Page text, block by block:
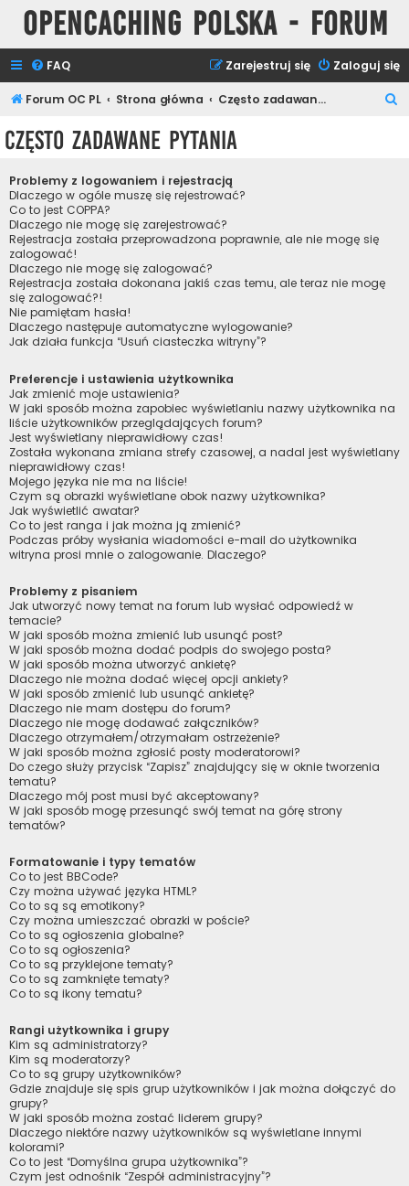
Opencaching Polska - Forum
FAQ Zaloguj się
Zarejestruj się
Forum OC PL Strona główna Często zadawane pytania
Często zadawane pytania
Problemy z logowaniem i rejestracją
Dlaczego w ogóle muszę się rejestrować?
Co to jest COPPA?
Dlaczego nie mogę się zarejestrować?
Rejestracja została przeprowadzona poprawnie, ale nie mogę się
zalogować!
Dlaczego nie mogę się zalogować?
Rejestracja została dokonana jakiś czas temu, ale teraz nie mogę
się zalogować?!
Nie pamiętam hasła!
Dlaczego następuje automatyczne wylogowanie?
Jak działa funkcja “Usuń ciasteczka witryny”?
Preferencje i ustawienia użytkownika
Jak zmienić moje ustawienia?
W jaki sposób można zapobiec wyświetlaniu nazwy użytkownika na
liście użytkowników przeglądających forum?
Jest wyświetlany nieprawidłowy czas!
Została wykonana zmiana strefy czasowej, a nadal jest wyświetlany
nieprawidłowy czas!
Mojego języka nie ma na liście!
Czym są obrazki wyświetlane obok nazwy użytkownika?
Jak wyświetlić awatar?
Co to jest ranga i jak można ją zmienić?
Podczas próby wysłania wiadomości e-mail do użytkownika
witryna prosi mnie o zalogowanie. Dlaczego?
Problemy z pisaniem
Jak utworzyć nowy temat na forum lub wysłać odpowiedź w
temacie?
W jaki sposób można zmienić lub usunąć post?
W jaki sposób można dodać podpis do swojego posta?
W jaki sposób można utworzyć ankietę?
Dlaczego nie można dodać więcej opcji ankiety?
W jaki sposób zmienić lub usunąć ankietę?
Dlaczego nie mam dostępu do forum?
Dlaczego nie mogę dodawać załączników?
Dlaczego otrzymałem/otrzymałam ostrzeżenie?
W jaki sposób można zgłosić posty moderatorowi?
Do czego służy przycisk “Zapisz” znajdujący się w oknie tworzenia
tematu?
Dlaczego mój post musi być akceptowany?
W jaki sposób mogę przesunąć swój temat na górę strony
tematów?
Formatowanie i typy tematów
Co to jest BBCode?
Czy można używać języka HTML?
Co to są są emotikony?
Czy można umieszczać obrazki w poście?
Co to są ogłoszenia globalne?
Co to są ogłoszenia?
Co to są przyklejone tematy?
Co to są zamknięte tematy?
Co to są ikony tematu?
Rangi użytkownika i grupy
Kim są administratorzy?
Kim są moderatorzy?
Co to są grupy użytkowników?
Gdzie znajduje się spis grup użytkowników i jak można dołączyć do
grupy?
W jaki sposób można zostać liderem grupy?
Dlaczego niektóre nazwy użytkowników są wyświetlane innymi
kolorami?
Co to jest “Domyślna grupa użytkownika”?
Czym jest odnośnik “Zespół administracyjny”?